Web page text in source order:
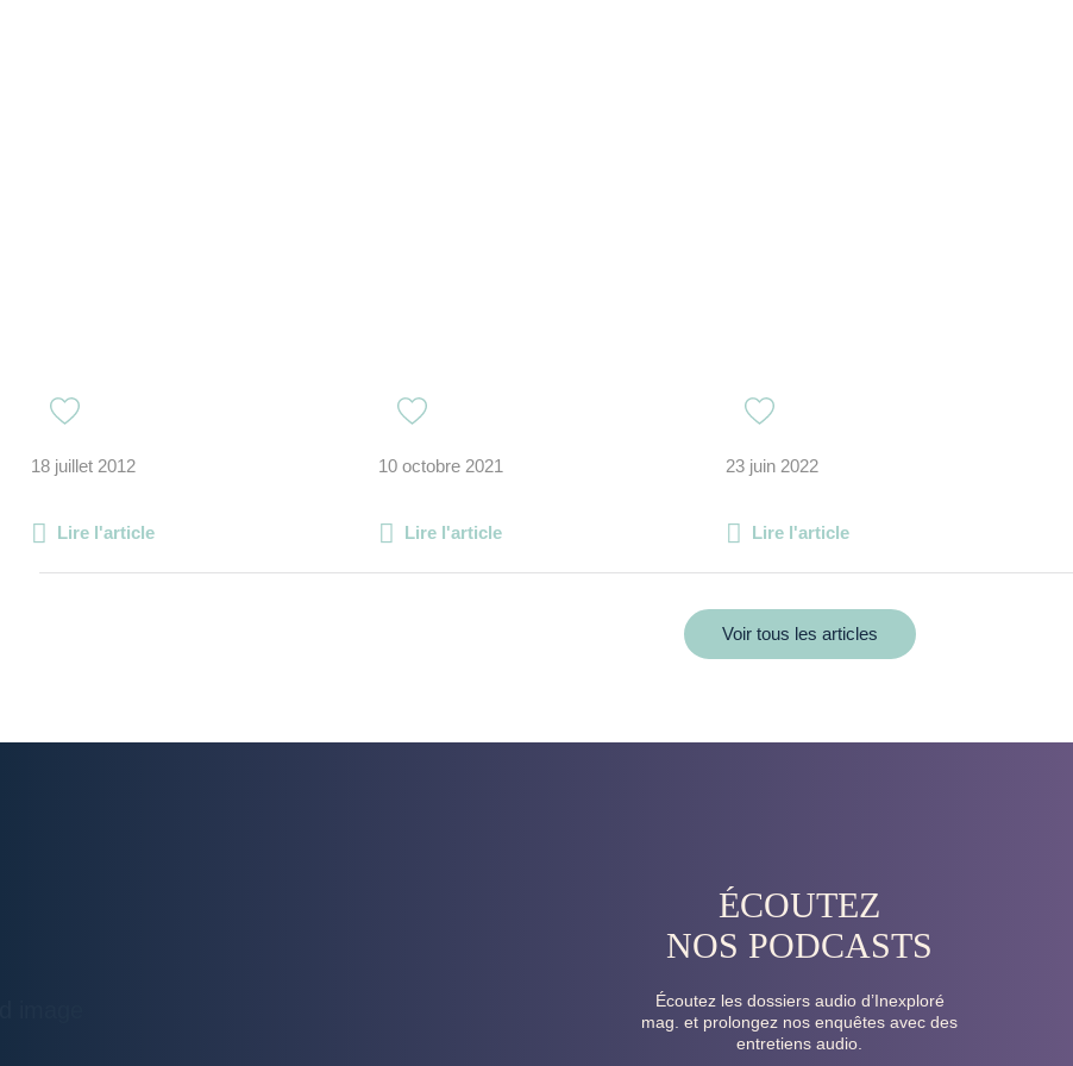
18 juillet 2012
Lire l'article
10 octobre 2021
Lire l'article
23 juin 2022
Lire l'article
Voir tous les articles
ÉCOUTEZ
NOS PODCASTS
Écoutez les dossiers audio d’Inexploré
mag. et prolongez nos enquêtes avec des
entretiens audio.